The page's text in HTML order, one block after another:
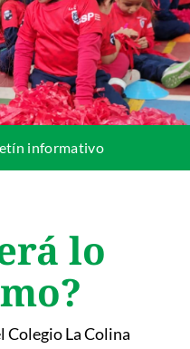
informativo
lo
Colegio La Colina